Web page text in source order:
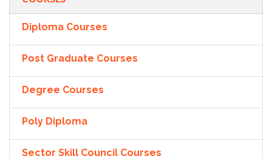
Diploma Courses
Post Graduate Courses
Degree Courses
Poly Diploma
Sector Skill Council Courses